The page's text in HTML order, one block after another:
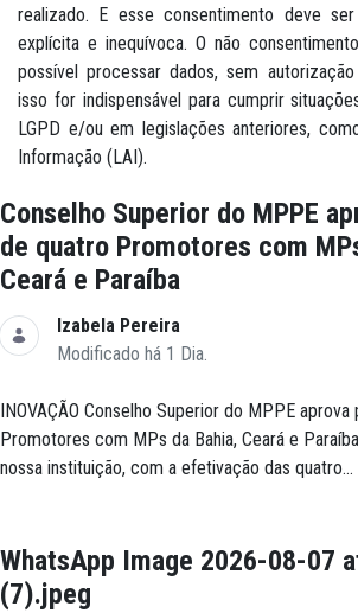
realizado. E esse consentimento deve
explícita e inequívoca. O não
possível processar dados, sem
isso for indispensável para cumprir
LGPD e/ou em legislações anteriores,
Informação (LAI).
Conselho Superior do MPPE
de quatro Promotores com
Ceará e Paraíba
Izabela Pereira
Modificado há 1 Dia.
INOVAÇÃO Conselho Superior do MPPE
Promotores com MPs da Bahia, Ceará e
nossa instituição, com a efetivação das quatro...
WhatsApp Image 2026-08-07
(7).jpeg